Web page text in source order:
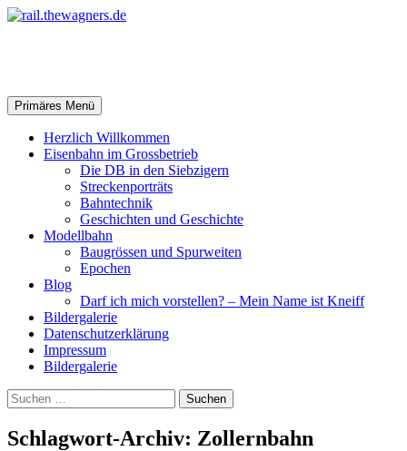
Zum
Suchen
Primäres Menü
Herzlich Willkommen
Eisenbahn im Grossbetrieb
Die DB in den Siebzigern
Streckenporträts
Bahntechnik
Geschichten und Geschichte
Modellbahn
Baugrössen und Spurweiten
Epochen
Blog
Darf ich mich vorstellen? – Mein Name ist Kneiff
Bildergalerie
Datenschutzerklärung
Impressum
Bildergalerie
Suchen
nach:
Schlagwort-Archiv: Zollernbahn